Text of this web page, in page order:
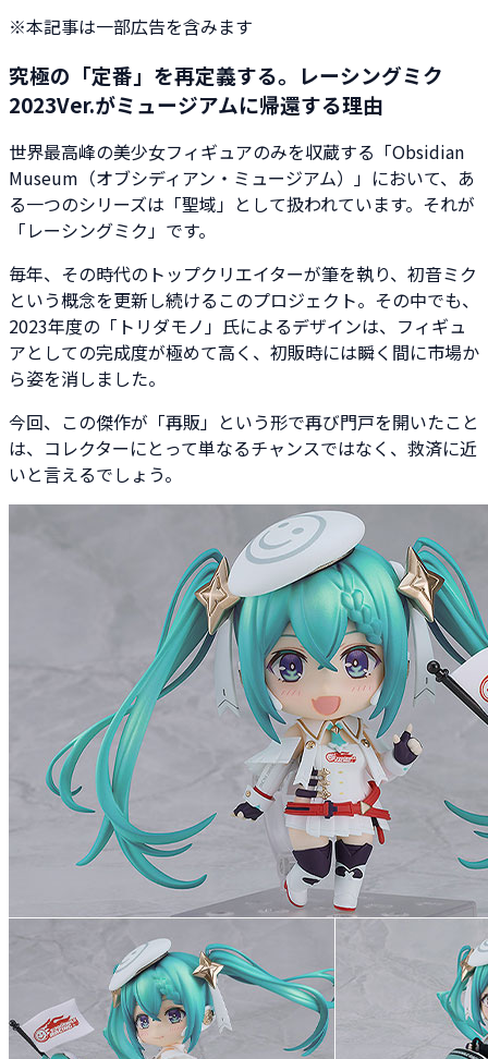
※本記事は一部広告を含みます
究極の「定番」を再定義する。レーシングミク
2023Ver.がミュージアムに帰還する理由
世界最高峰の美少女フィギュアのみを収蔵する「Obsidian
Museum（オブシディアン・ミュージアム）」において、あ
る一つのシリーズは「聖域」として扱われています。それが
「レーシングミク」です。
毎年、その時代のトップクリエイターが筆を執り、初音ミク
という概念を更新し続けるこのプロジェクト。その中でも、
2023年度の「トリダモノ」氏によるデザインは、フィギュ
アとしての完成度が極めて高く、初販時には瞬く間に市場か
ら姿を消しました。
今回、この傑作が「再販」という形で再び門戸を開いたこと
は、コレクターにとって単なるチャンスではなく、救済に近
いと言えるでしょう。